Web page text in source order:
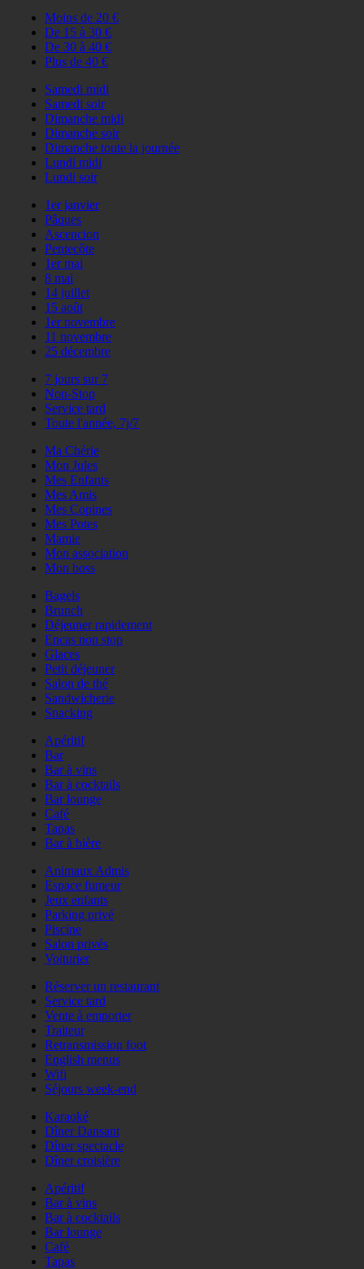
Moins de 20 €
De 15 à 30 €
De 30 à 40 €
Plus de 40 €
Samedi midi
Samedi soir
Dimanche midi
Dimanche soir
Dimanche toute la journée
Lundi midi
Lundi soir
1er janvier
Pâques
Ascencion
Pentecôte
1er mai
8 mai
14 juillet
15 août
1er novembre
11 novembre
25 décembre
7 jours sur 7
Non-Stop
Service tard
Toute l'année, 7j/7
Ma Chérie
Mon Jules
Mes Enfants
Mes Amis
Mes Copines
Mes Potes
Mamie
Mon association
Mon boss
Bagels
Brunch
Déjeuner rapidement
Encas non stop
Glaces
Petit déjeuner
Salon de thé
Sandwicherie
Snacking
Apéritif
Bar
Bar à vins
Bar à cocktails
Bar lounge
Café
Tapas
Bar à bière
Animaux Admis
Espace fumeur
Jeux enfants
Parking privé
Piscine
Salon privés
Voiturier
Réserver un restaurant
Service tard
Vente à emporter
Traiteur
Retransmission foot
English menus
Wifi
Séjours week-end
Karaoké
Dîner Dansant
Dîner spectacle
Dîner croisière
Apéritif
Bar à vins
Bar à cocktails
Bar lounge
Café
Tapas